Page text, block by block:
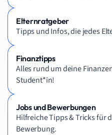
Elternratgeber
Tipps und Infos, die jedes
Finanztipps
Alles rund um deine
Student*in!
Jobs und Bewerbungen
Hilfreiche Tipps & Tricks für
Bewerbung.